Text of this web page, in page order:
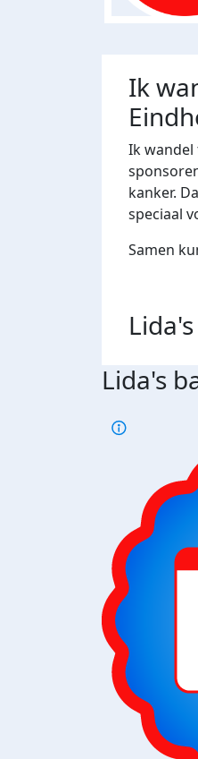
Ik
Ik wandel
kanker.
speciaal
Samen
Lida's
Lida's